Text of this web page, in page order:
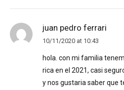
juan pedro ferrari
10/11/2020 at 10:43
hola. con mi familia
rica en el 2021, casi
y nos gustaria saber que